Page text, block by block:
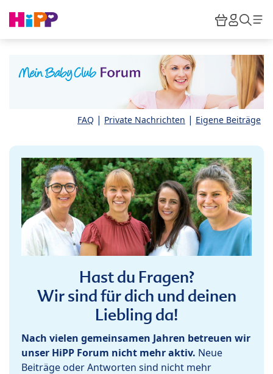
HiPP
FAQ | Private Nachrichten | Eigene Beiträge
Hast du Fragen?
Wir sind für dich und deinen
Liebling da!
Nach vielen gemeinsamen Jahren betreuen wir
unser HiPP Forum nicht mehr aktiv. Neue
Beiträge oder Antworten sind nicht mehr